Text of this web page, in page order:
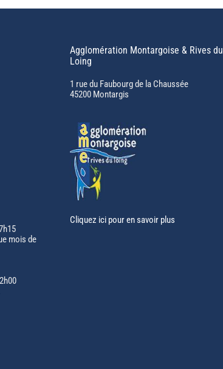
mois de
Agglomération Montargoise & Rives du
Loing
1 rue du Faubourg de la Chaussée
45200 Montargis
Cliquez ici pour en savoir plus